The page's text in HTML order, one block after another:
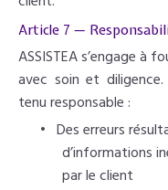
Article 7 —
ASSISTEA s’engage à
avec soin et
tenu responsable :
• Des erreurs
d’informations
par le client